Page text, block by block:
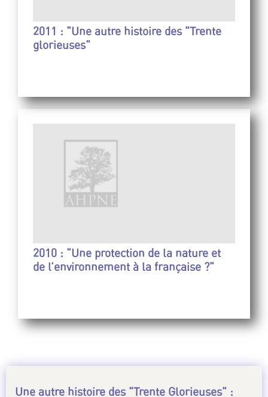
2011 : "Une autre histoire des "Trente
glorieuses"
2010 : "Une protection de la nature et
de l’environnement à la française ?"
Une autre histoire des "Trente Glorieuses" :